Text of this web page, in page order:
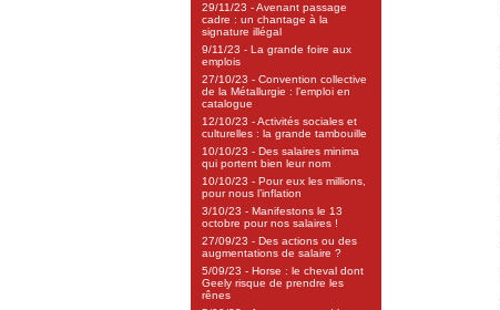
29/11/23 - Avenant passage
cadre : un chantage à la
signature illégal
9/11/23 - La grande foire aux
emplois
27/10/23 - Convention collective
de la Métallurgie : l’emploi en
catalogue
12/10/23 - Activités sociales et
culturelles : la grande tambouille
10/10/23 - Des salaires minima
qui portent bien leur nom
10/10/23 - Pour eux les millions,
pour nous l’inflation
3/10/23 - Manifestons le 13
octobre pour nos salaires !
27/09/23 - Des actions ou des
augmentations de salaire ?
5/09/23 - Horse : le cheval dont
Geely risque de prendre les
rênes